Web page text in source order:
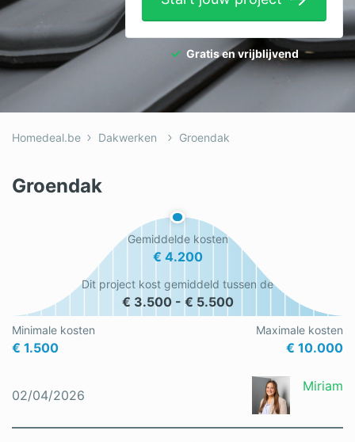
Gevelwerken
Glas
Hekwerken
Hovenier
Isolatie
Loodgieter
Rolluiken
Schilder
Schrijnwerker
Gratis en vrijblijvend
Homedeal.be Dakwerken Groendak
Groendak
Minimale kosten
€ 1.500
Gemiddelde kosten
€ 4.200
Maximale kosten
€ 10.000
Dit project kost gemiddeld tussen de
€ 3.500 - € 5.500
02/04/2026
Miriam